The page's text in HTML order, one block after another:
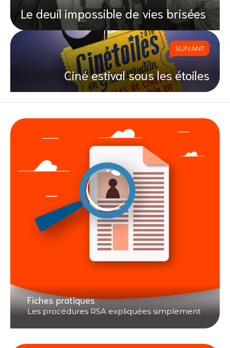
Le deuil impossible de vies brisées
SUIVANT
Ciné estival sous les étoiles
Fiches pratiques
Les procédures RSA expliquées simplement